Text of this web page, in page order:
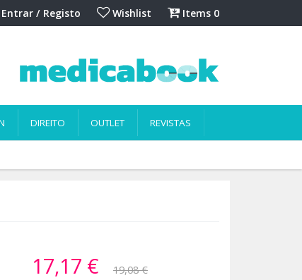
Entrar / Registo Wishlist Items 0
DIREITO OUTLET REVISTAS
17,17 €
19,08 €